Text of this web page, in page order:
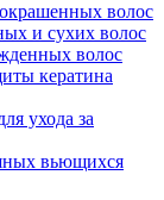
волос
и сухих волос
волос
кератина
ухода за
вьющихся